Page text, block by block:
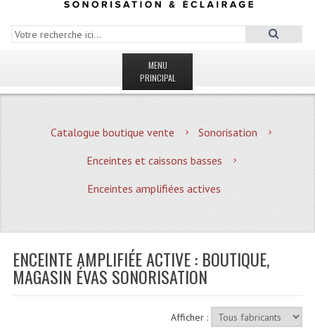
MENU
PRINCIPAL
MAGASIN
Quoi De Neuf?
Promotions
Location De Matériel
Le Matériel D´occasion
Catalogue boutique vente
Sonorisation
Enceintes et caissons basses
Enceintes amplifiées actives
ENCEINTE AMPLIFIÉE ACTIVE : BOUTIQUE,
MAGASIN ÉVAS SONORISATION
Afficher :